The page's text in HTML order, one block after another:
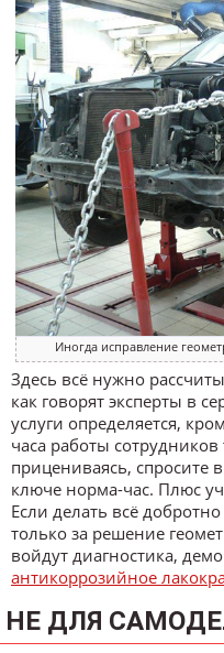
Иногда исправление
Здесь всё нужно
как говорят эксперты в
услуги определяется,
часа работы
прицениваясь, спросите
ключе норма-час. Плюс
Если делать всё
только за решение
войдут диагностика,
антикоррозийное
НЕ ДЛЯ